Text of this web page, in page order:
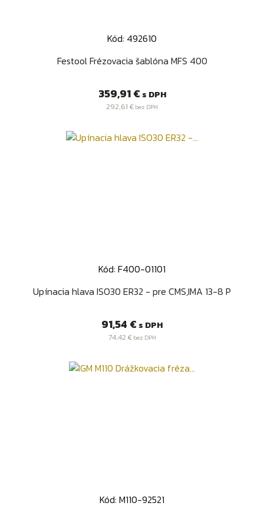
Kód: 492610
Festool Frézovacia šablóna MFS 400
Cena
359,91 € s DPH
292,61 € bez DPH
Kód: F400-01101
Upínacia hlava ISO30 ER32 - pre CMS,IMA 13-8 P
Cena
91,54 € s DPH
74,42 €bez DPH
Kód: M110-92521